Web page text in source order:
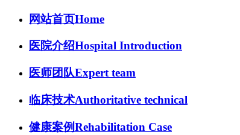
网站首页Home
医院介绍Hospital Introduction
医师团队Expert team
临床技术Authoritative technical
健康案例Rehabilitation Case